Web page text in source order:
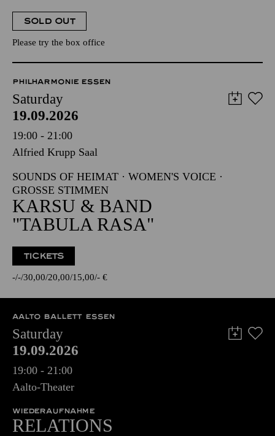
SOLD OUT
Please try the box office
PHILHARMONIE ESSEN
Saturday
19.09.2026
19:00 - 21:00
Alfried Krupp Saal
SOUNDS OF HEIMAT · WOMEN'S VOICE ·
GROSSE STIMMEN
KARSU & BAND
"TABULA RASA"
TICKETS
- - 30,00 20,00 15,00 - €
AALTO BALLETT ESSEN
Saturday
19.09.2026
19:00 - 21:00
Aalto-Theater
WIEDERAUFNAHME
RELATIONS